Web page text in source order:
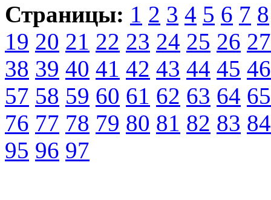
Страницы: 1 2 3 4 5 6 7 8
19 20 21 22 23 24 25 26 27
38 39 40 41 42 43 44 45 46
57 58 59 60 61 62 63 64 65
76 77 78 79 80 81 82 83 84
95 96 97